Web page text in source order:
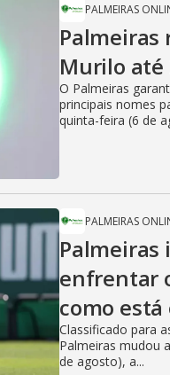
PALMEIRAS
Palmeiras
Murilo até
O Palmeiras
principais nomes
quinta-feira (6 de
PALMEIRAS
Palmeiras
enfrentar
como está
Classificado para
Palmeiras mudou
de agosto), a...